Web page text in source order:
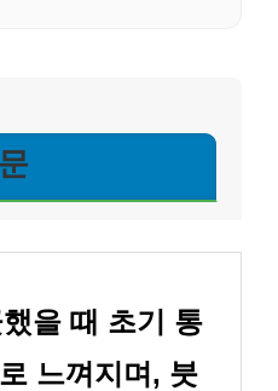
을 때 초기 통
느껴지며, 붓